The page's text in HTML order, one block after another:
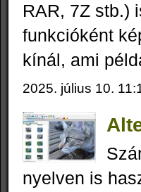
RAR, 7Z stb.)
funkcióként
kínál, ami
2025. július 10.
nyelven is